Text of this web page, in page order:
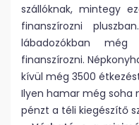
szállóknak, mintegy
finanszírozni
lábadozókban
finanszírozni.
kívül még 3500
Ilyen hamar még soha
pénzt a téli kiegészítő